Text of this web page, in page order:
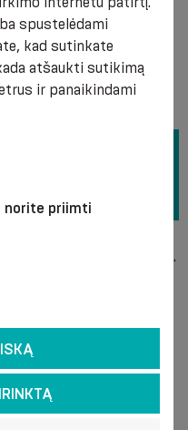
bet kuria sudedamąja
užsegimus ant dalių.
su muilu + 40 °C
Valymui nenaudokite
švelniai išspausti
paskleidus.
spustelėdami
kad sutinkate
atšaukti sutikimą
ir panaikindami
norite priimti